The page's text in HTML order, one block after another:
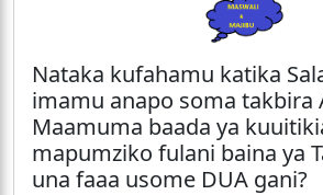
Nataka kufahamu katika
imamu anapo soma takbira
Maamuma baada ya
mapumziko fulani baina ya
una faaa usome DUA gani?